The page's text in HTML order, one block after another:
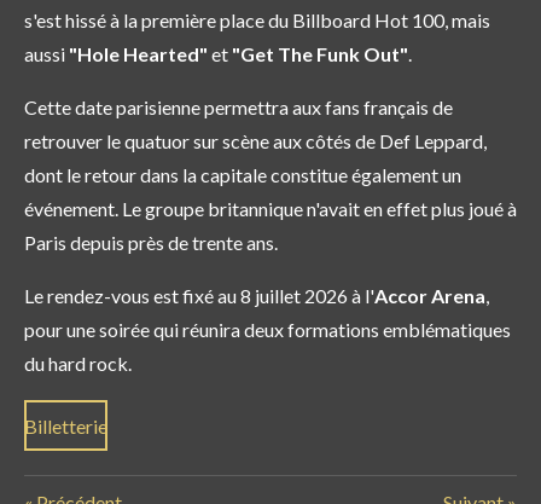
s'est hissé à la première place du Billboard Hot 100, mais
aussi "Hole Hearted" et "Get The Funk Out".
Cette date parisienne permettra aux fans français de
retrouver le quatuor sur scène aux côtés de Def Leppard,
dont le retour dans la capitale constitue également un
événement. Le groupe britannique n'avait en effet plus joué à
Paris depuis près de trente ans.
Le rendez-vous est fixé au 8 juillet 2026 à l'Accor Arena,
pour une soirée qui réunira deux formations emblématiques
du hard rock.
Billetterie